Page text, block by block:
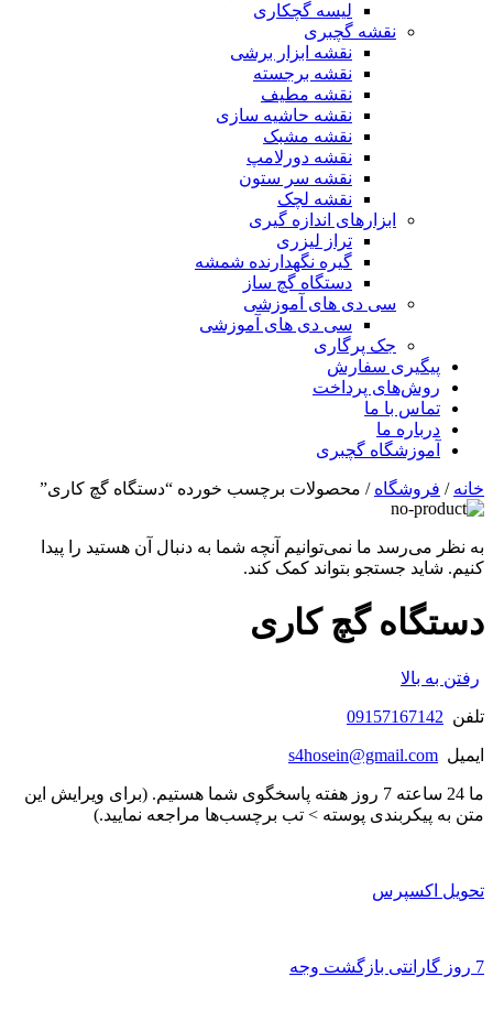
لیسه گچکاری
نقشه گچبری
نقشه ابزار برشی
نقشه برجسته
نقشه مطیف
نقشه حاشیه سازی
نقشه مشبک
نقشه دورلامپ
نقشه سر ستون
نقشه لچک
ابزارهای اندازه گیری
تراز لیزری
گیره نگهدارنده شمشه
دستگاه گچ ساز
سی دی های آموزشی
سی دی های آموزشی
جک پرگاری
پیگیری سفارش
روش‌های پرداخت
تماس با ما
درباره ما
آموزشگاه گچبری
خانه / فروشگاه / محصولات برچسب خورده “دستگاه گچ کاری”
به نظر می‌رسد ما نمی‌توانیم آنچه شما به دنبال آن هستید را پیدا
کنیم. شاید جستجو بتواند کمک کند.
دستگاه گچ کاری
رفتن به بالا
تلفن 09157167142
ایمیل s4hosein@gmail.com
ما 24 ساعته 7 روز هفته پاسخگوی شما هستیم. (برای ویرایش این
متن به پیکربندی پوسته > تب برچسب‌ها مراجعه نمایید.)
تحویل اکسپرس
7 روز گارانتی بازگشت وجه